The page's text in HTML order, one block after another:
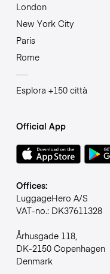
London
New York City
Paris
Rome
Esplora +150 città
Official App
Offices:
LuggageHero A/S
VAT-no.: DK37611328
Århusgade 118,
DK-2150 Copenhagen
Denmark